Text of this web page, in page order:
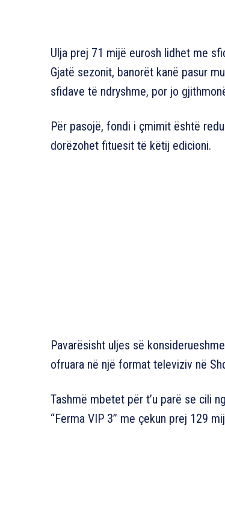
Ulja prej 71 mijë eurosh lidhet me
Gjatë sezonit, banorët kanë pasur
sfidave të ndryshme, por jo
Për pasojë, fondi i çmimit është
dorëzohet fituesit të këtij edicioni.
Pavarësisht uljes së
ofruara në një format televiziv në
Tashmë mbetet për t’u parë se cili
“Ferma VIP 3” me çekun prej 129